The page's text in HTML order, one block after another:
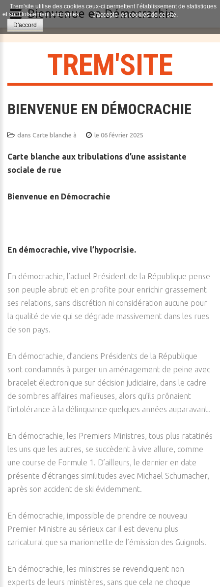
TREM'SITE
BIENVENUE EN DÉMOCRACHIE
dans Carte blanche à le 06 février 2025
Carte blanche aux tribulations d’une assistante
sociale de rue
Bienvenue en Démocrachie
En démocrachie, vive l’hypocrisie.
En démocrachie, l’actuel Président de la République pense
son peuple abruti et en profite pour enrichir grassement
ses relations, sans discrétion ni considération aucune pour
la qualité de vie qui se dégrade massivement dans les rues
de son pays.
En démocrachie, d’anciens Présidents de la République
sont condamnés à purger un aménagement de peine avec
bracelet électronique sur décision judiciaire, dans le cadre
de sombres affaires mafieuses, alors qu’ils prônaient
l’intolérance à la délinquance quelques années auparavant.
En démocrachie, les Premiers Ministres, tous plus ratatinés
les uns que les autres, se succèdent à vive allure, comme
une course de Formule 1. D’ailleurs, le dernier en date
présente d’étranges similitudes avec Michael Schumacher,
après son accident de ski évidemment.
En démocrachie, impossible de prendre ce nouveau
Premier Ministre au sérieux car il est devenu plus
caricatural que sa marionnette de l’émission des Guignols.
En démocrachie, les ministres se revendiquent non
experts de leurs ministères, sans que cela ne choque
Trem'site utilise des cookies ceux-ci permettent l’établissement de statistiques
et sont totalement anonymes.
J'accepte les cookies de ce site.
D'accord
Bienvenue en Démocrachie